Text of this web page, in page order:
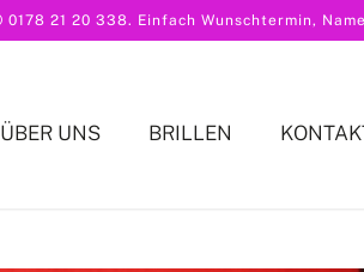
0178 21 20 338. Einfach Wunschtermin,
ÜBER UNS BRILLEN